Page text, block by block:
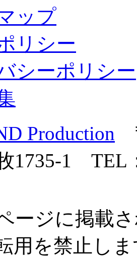
ップ
リシー
シーポリシー
Production
1735-1 TEL
ージに掲載
用を禁止し